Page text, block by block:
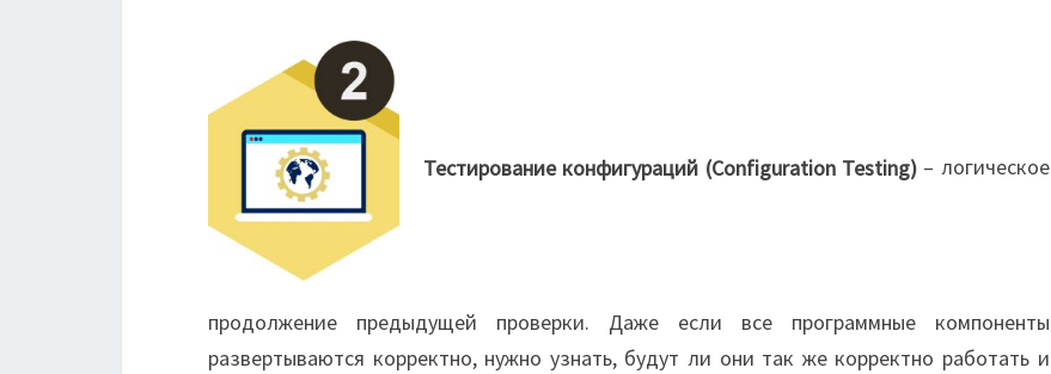
Тестирование конфигураций (Configuration Testing)– логическое
продолжение предыдущей проверки. Даже если все программные компоненты
развертываются корректно, нужно узнать, будут ли они так же корректно работать и